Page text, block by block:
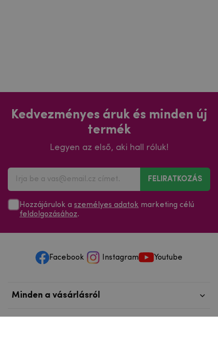
Kedvezményes áruk és minden új
termék
Legyen az első, aki hall róluk!
FELIRATKOZÁS
Hozzájárulok a személyes adatok marketing célú
feldolgozásához.
Facebook Instagram Youtube
Minden a vásárlásról